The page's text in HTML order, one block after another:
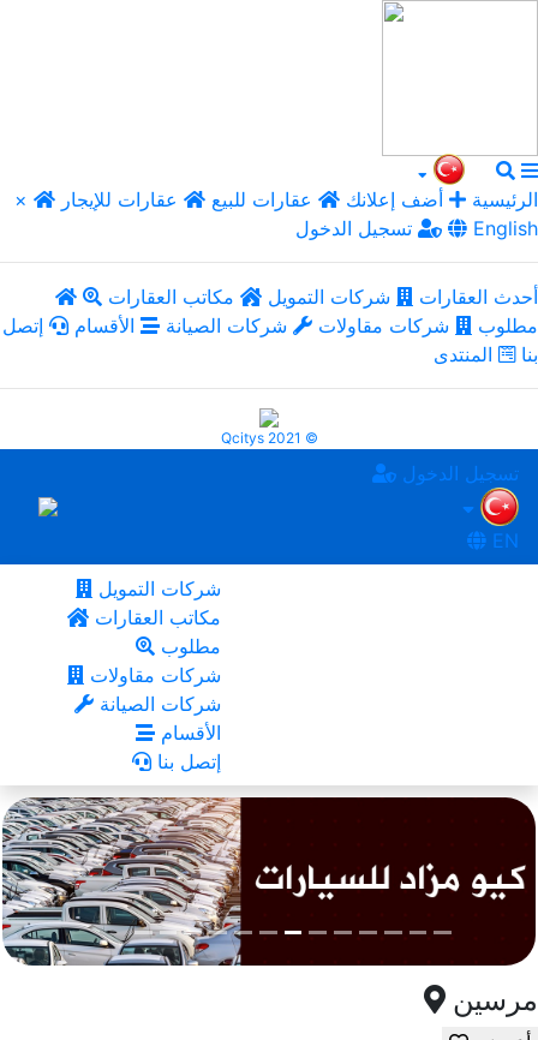
× الرئيسية أضف إعلانك عقارات للبيع
عقارات للإيجار
تسجيل الدخول
English
أحدث العقارات شركات التمويل
مكاتب العقارات
مطلوب
شركات مقاولات شركات الصيانة الأقسام
إتصل
بنا
المنتدى
Qcitys 2021 ©
تسجيل الدخول
EN
شركات التمويل
مكاتب العقارات
مطلوب
شركات مقاولات
شركات الصيانة
الأقسام
إتصل بنا